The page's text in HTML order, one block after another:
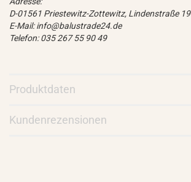
D-01561 Priestewitz-Zottewitz, Lindenstraße 19
E-Mail: info@balustrade24.de
Telefon: 035 267 55 90 49
Produktdaten
Kundenrezensionen